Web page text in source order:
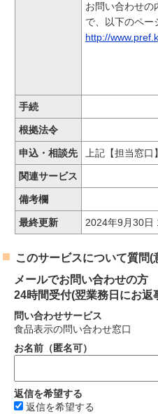
お問い合わせの
で、以下のペー
http://
手続
根拠法令
申込・相談先 上記【担当窓口
関連サービス
備考欄
最終更新 2024年9月30日
このサービスについて質問(
メールでお問い合わせの方
24時間受付(翌業務日にお返
問い合わせサービス
食品表示の問い合わせ窓口
お名前（匿名可）
返信を希望する
返信を希望する